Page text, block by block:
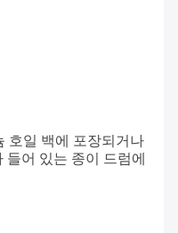
호일 백에 포장되거나
어 있는 종이 드럼에